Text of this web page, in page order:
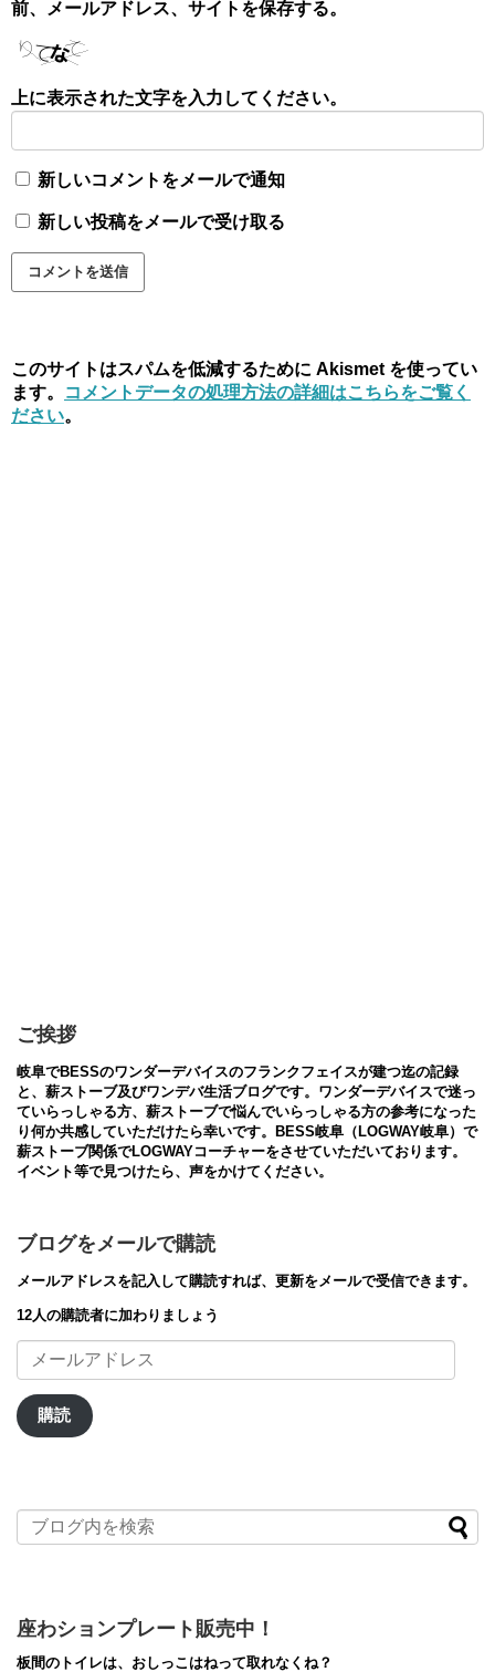
前、メールアドレス、サイトを保存する。
上に表示された文字を入力してください。
新しいコメントをメールで通知
新しい投稿をメールで受け取る
このサイトはスパムを低減するために Akismet を使ってい
ます。
コメントデータの処理方法の詳細はこちらをご覧く
ださい。
ご挨拶
岐阜でBESSのワンダーデバイスのフランクフェイスが建つ迄の記録
と、薪ストーブ及びワンデバ生活ブログです。ワンダーデバイスで迷っ
ていらっしゃる方、薪ストーブで悩んでいらっしゃる方の参考になった
り何か共感していただけたら幸いです。BESS岐阜（LOGWAY岐阜）で
薪ストーブ関係でLOGWAYコーチャーをさせていただいております。
イベント等で見つけたら、声をかけてください。
ブログをメールで購読
メールアドレスを記入して購読すれば、更新をメールで受信できます。
12人の購読者に加わりましょう
メ
ア
ド
購読
座わションプレート販売中！
板間のトイレは、おしっこはねって取れなくね？